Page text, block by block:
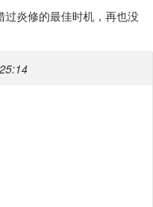
炎修的最佳时机，再也没